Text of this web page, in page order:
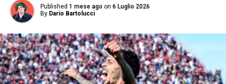
Published 1 mese ago on 6 Luglio 2026
By Dario Bartolucci